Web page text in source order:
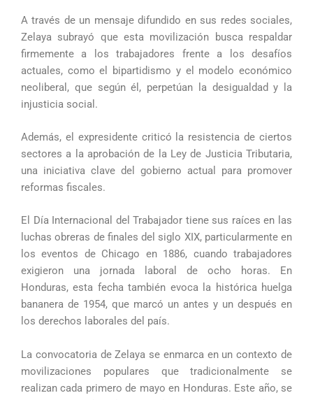
A través de un mensaje difundido en sus redes sociales,
Zelaya subrayó que esta movilización busca respaldar
firmemente a los trabajadores frente a los desafíos
actuales, como el bipartidismo y el modelo económico
neoliberal, que según él, perpetúan la desigualdad y la
injusticia social.
Además, el expresidente criticó la resistencia de ciertos
sectores a la aprobación de la Ley de Justicia Tributaria,
una iniciativa clave del gobierno actual para promover
reformas fiscales.
El Día Internacional del Trabajador tiene sus raíces en las
luchas obreras de finales del siglo XIX, particularmente en
los eventos de Chicago en 1886, cuando trabajadores
exigieron una jornada laboral de ocho horas. En
Honduras, esta fecha también evoca la histórica huelga
bananera de 1954, que marcó un antes y un después en
los derechos laborales del país.
La convocatoria de Zelaya se enmarca en un contexto de
movilizaciones populares que tradicionalmente se
realizan cada primero de mayo en Honduras. Este año, se